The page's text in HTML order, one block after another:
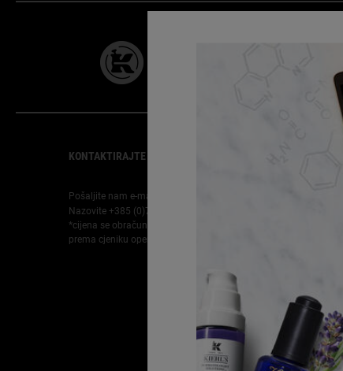
KONTAKTIRAJTE NAS
Pošaljite nam e-mail
Nazovite +385 (0)72 602 028
*cijena se obračunava
prema cjeniku operatera
sigurnosti